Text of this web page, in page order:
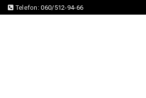
Telefon:060/512-94-66